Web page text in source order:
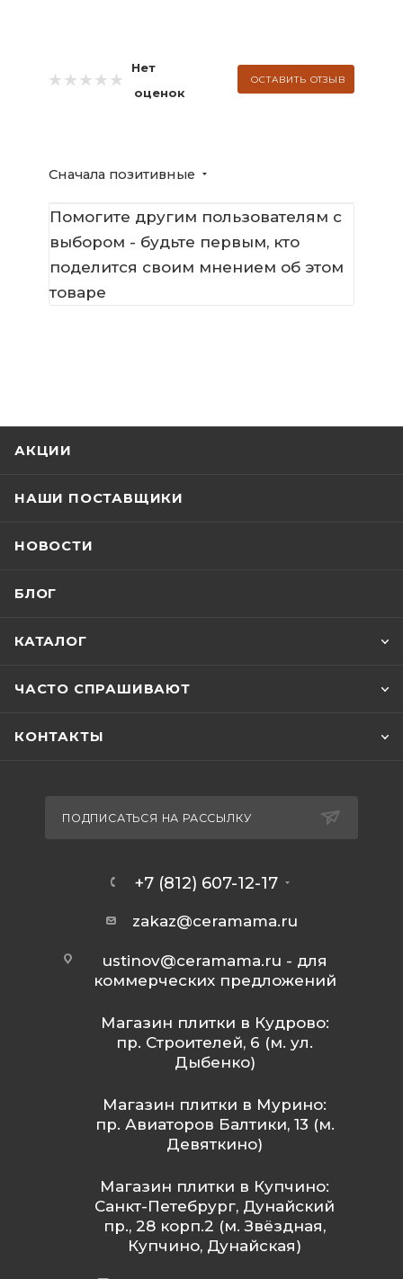
Нет
оценок
ОСТАВИТЬ ОТЗЫВ
Сначала позитивные
Помогите другим пользователям с
выбором - будьте первым, кто
поделится своим мнением об этом
товаре
АКЦИИ
НАШИ ПОСТАВЩИКИ
НОВОСТИ
БЛОГ
КАТАЛОГ
ЧАСТО СПРАШИВАЮТ
КОНТАКТЫ
ПОДПИСАТЬСЯ НА РАССЫЛКУ
+7 (812) 607-12-17
zakaz@ceramama.ru
ustinov@ceramama.ru - для
коммерческих предложений
Магазин плитки в Кудрово:
пр. Строителей, 6 (м. ул.
Дыбенко)
Магазин плитки в Мурино:
пр. Авиаторов Балтики, 13 (м.
Девяткино)
Магазин плитки в Купчино:
Санкт-Петебрург, Дунайский
пр., 28 корп.2 (м. Звёздная,
Купчино, Дунайская)